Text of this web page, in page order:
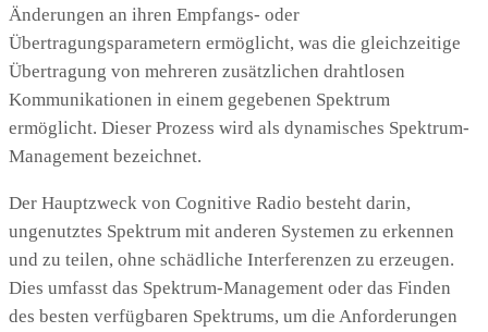
Änderungen an ihren Empfangs- oder
Übertragungsparametern ermöglicht, was die gleichzeitige
Übertragung von mehreren zusätzlichen drahtlosen
Kommunikationen in einem gegebenen Spektrum
ermöglicht. Dieser Prozess wird als dynamisches Spektrum-
Management bezeichnet.
Der Hauptzweck von Cognitive Radio besteht darin,
ungenutztes Spektrum mit anderen Systemen zu erkennen
und zu teilen, ohne schädliche Interferenzen zu erzeugen.
Dies umfasst das Spektrum-Management oder das Finden
des besten verfügbaren Spektrums, um die Anforderungen